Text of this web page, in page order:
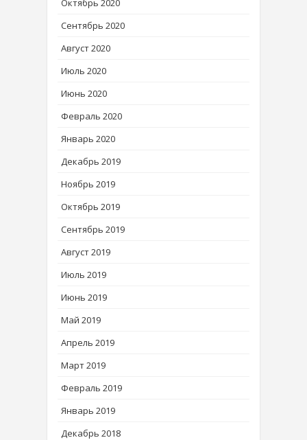
Октябрь 2020
Сентябрь 2020
Август 2020
Июль 2020
Июнь 2020
Февраль 2020
Январь 2020
Декабрь 2019
Ноябрь 2019
Октябрь 2019
Сентябрь 2019
Август 2019
Июль 2019
Июнь 2019
Май 2019
Апрель 2019
Март 2019
Февраль 2019
Январь 2019
Декабрь 2018